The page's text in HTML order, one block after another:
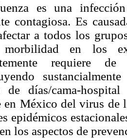
es una
contagiosa. Es
a todos los
morbilidad en los
requiere
de días/cama-
en México del virus de
epidémicos
los aspectos de